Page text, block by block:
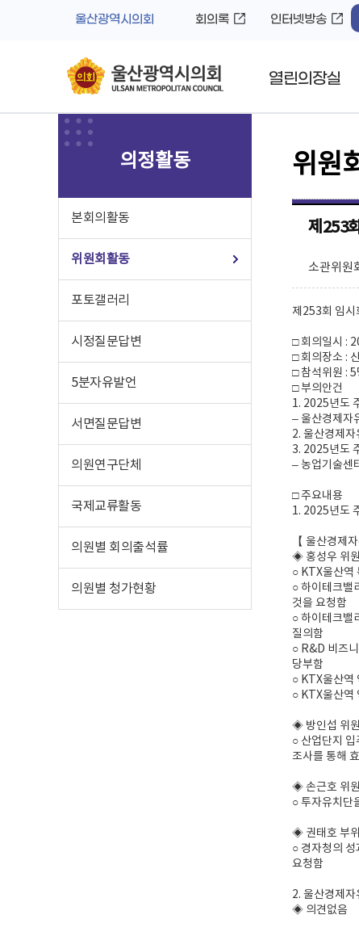
울산광역시의회 회의록 인터넷방송
열린의장실
의정활동
본회의활동
위원회활동
포토갤러리
시정질문답변
5분자유발언
서면질문답변
의원연구단체
국제교류활동
의원별 회의출석률
의원별 청가현황
위원
제253
소관위원
제253회 임시
□ 회의일시 :
□ 회의장소 :
□ 참석위원 :
□ 부의안건
1. 2025년도
– 울산경제자
2. 울산경제
3. 2025년도
– 농업기술센
□ 주요내용
1. 2025년도
【 울산경제
◈ 홍성우 위원
○ KTX울산역
○ 하이테크밸
것을 요청함
○ 하이테크밸
질의함
○ R&D 비즈
당부함
○ KTX울산역
○ KTX울산역
◈ 방인섭 위원
○ 산업단지
조사를 통해
◈ 손근호 위원
○ 투자유치단
◈ 권태호 부
○ 경자청의
요청함
2. 울산경제
◈ 의견없음